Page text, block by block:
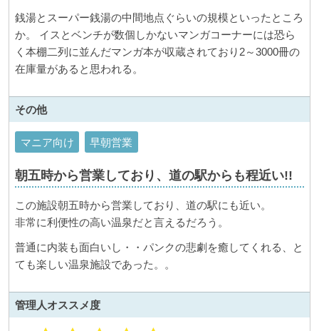
銭湯とスーパー銭湯の中間地点ぐらいの規模といったところ
か。 イスとベンチが数個しかないマンガコーナーには恐ら
く本棚二列に並んだマンガ本が収蔵されており2～3000冊の
在庫量があると思われる。
その他
マニア向け 早朝営業
朝五時から営業しており、道の駅からも程近い!!
この施設朝五時から営業しており、道の駅にも近い。
非常に利便性の高い温泉だと言えるだろう。
普通に内装も面白いし・・パンクの悲劇を癒してくれる、と
ても楽しい温泉施設であった。。
管理人オススメ度